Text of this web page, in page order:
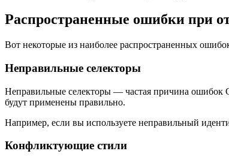
Распространенные ошибки при
Вот некоторые из наиболее распространенных
Неправильные селекторы
Неправильные селекторы — частая причина ошибок
будут применены правильно.
Например, если вы используете неправильный
Конфликтующие стили